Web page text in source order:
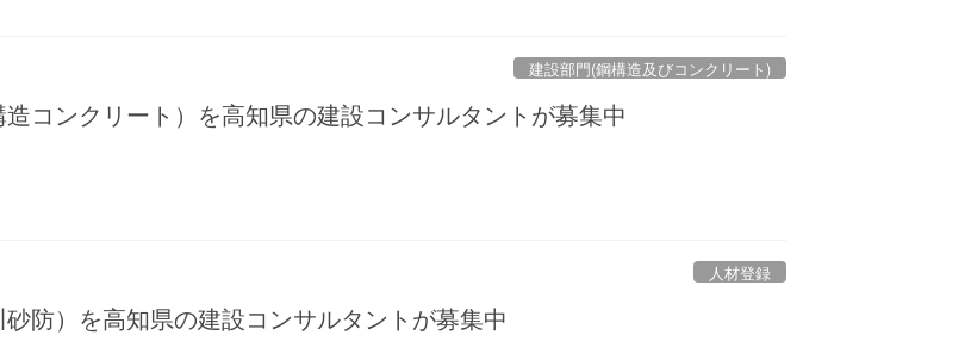
建設部門(鋼構造及びコンクリート)
コンクリート）を高知県の建設コンサルタントが募集中
人材登録
防）を高知県の建設コンサルタントが募集中